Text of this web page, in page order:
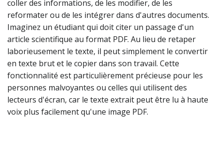
coller des informations, de les modifier, de les
reformater ou de les intégrer dans d'autres documents.
Imaginez un étudiant qui doit citer un passage d'un
article scientifique au format PDF. Au lieu de retaper
laborieusement le texte, il peut simplement le convertir
en texte brut et le copier dans son travail. Cette
fonctionnalité est particulièrement précieuse pour les
personnes malvoyantes ou celles qui utilisent des
lecteurs d'écran, car le texte extrait peut être lu à haute
voix plus facilement qu'une image PDF.